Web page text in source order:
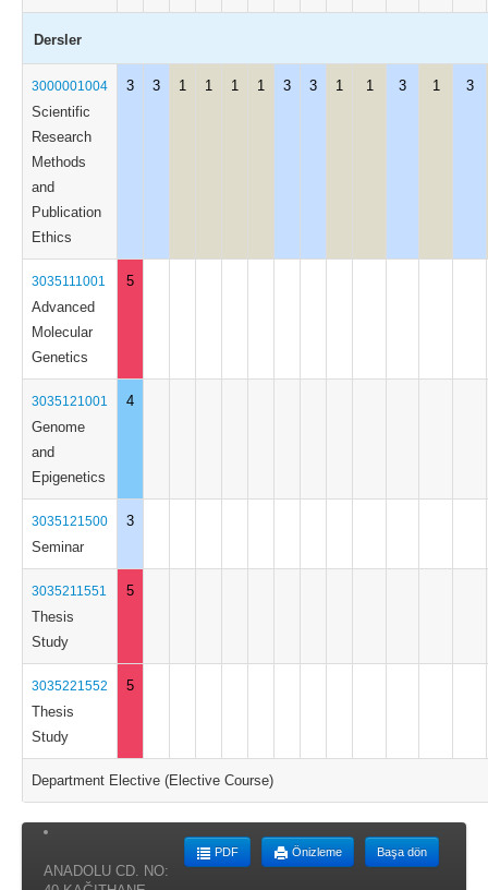
Dersler
3000001004
Scientific
Research
Methods
and
Publication
Ethics
3 3 1 1 1 1 3 3 1 1 3 1 3
3035111001
Advanced
Molecular
Genetics
5
3035121001
Genome
and
Epigenetics
4
3035121500
Seminar
3
3035211551
Thesis
Study
5
3035221552
Thesis
Study
5
Department Elective (Elective Course)
Başa dön
Önizleme
PDF
ANADOLU CD. NO: